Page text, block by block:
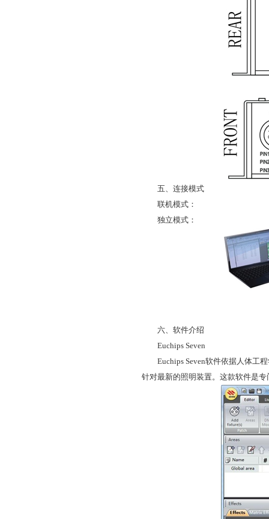
五、连接模式
联机模式：
独立模式：
六、软件介绍
Euchips Seven
Euchips Seven软件依据人体工程
针对最新的照明装置。这款软件是